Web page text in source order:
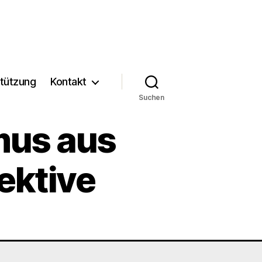
Kontakt
Suchen
aus